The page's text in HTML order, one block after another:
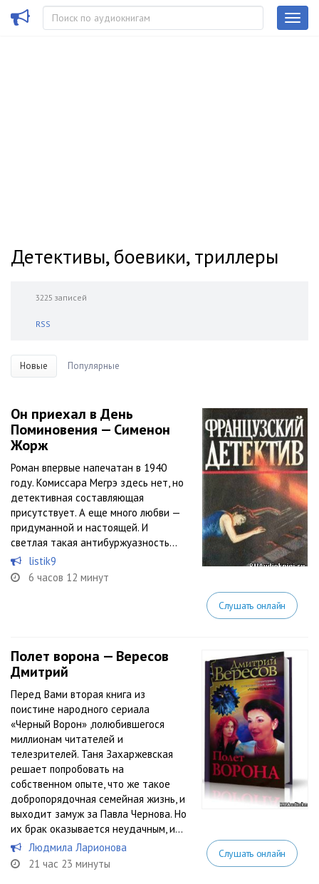
Детективы, боевики, триллеры
3225 записей
RSS
Новые Популярные
Он приехал в День
Поминовения — Сименон
Жорж
Роман впервые напечатан в 1940
году. Комиссара Мегрэ здесь нет, но
детективная составляющая
присутствует. А еще много любви —
придуманной и настоящей. И
светлая такая антибуржуазность…
listik9
6 часов 12 минут
Слушать онлайн
Полет ворона — Вересов
Дмитрий
Перед Вами вторая книга из
поистине народного сериала
«Черный Ворон» ,­полюбившегося
миллионам читателей и
телезрителей. Таня Захаржевская
решает­ попробовать на
собственном опыте, что же такое
добропорядочная семейная жизнь, и
­выходит замуж за Павла Чернова. Но
их брак оказывается неудачным, и...
Людмила Ларионова
21 час 23 минуты
Слушать онлайн